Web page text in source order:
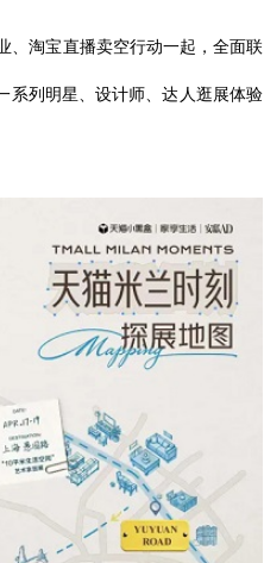
、淘宝直播卖空行动一起，全面联
系列明星、设计师、达人逛展体验